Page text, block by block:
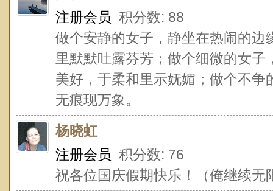
注册会员 积分数: 88
做个安静的女子，静坐在热闹的
里默默吐露芬芳；做个细微的女
美好，于柔和里示妩媚；做个不
无痕现万象。
杨晓虹
注册会员 积分数: 76
祝各位国庆假期快乐！（俺继续无